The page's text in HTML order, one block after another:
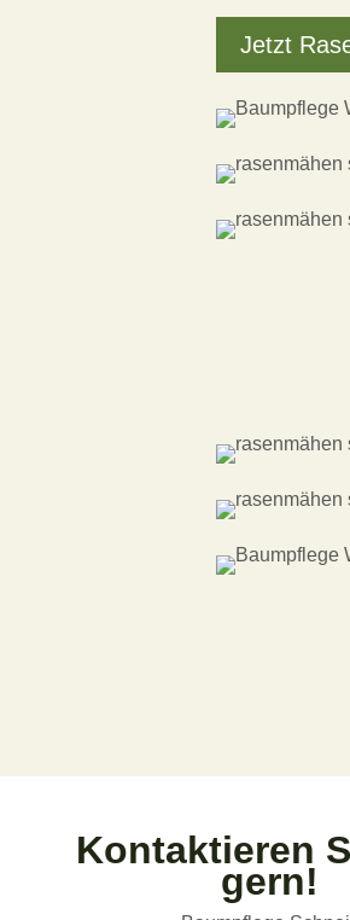
Jetzt
Kontaktieren
gern!